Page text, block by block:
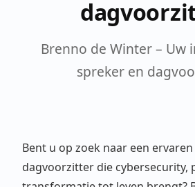
Brenno de Winter – Uw
spreker en
Bent u op zoek naar een
dagvoorzitter die cybersecurity,